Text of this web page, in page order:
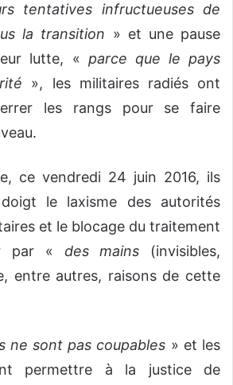
tentatives infructueuses de
la transition » et une pause
lutte, « parce que le pays
», les militaires radiés ont
les rangs pour se faire
ce vendredi 24 juin 2016, ils
le laxisme des autorités
et le blocage du traitement
par « des mains (invisibles,
entre autres, raisons de cette
ne sont pas coupables » et les
permettre à la justice de